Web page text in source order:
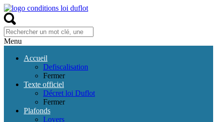
Menu
Accueil
Defiscalisation
Fermer
Texte officiel
Décret loi Duflot
Fermer
Plafonds
Loyers